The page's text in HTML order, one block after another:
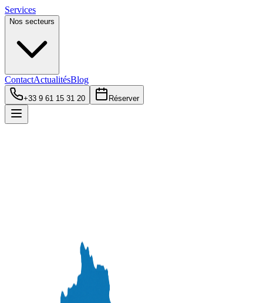
Services
Nos secteurs
ContactActualitésBlog
+33 9 61 15 31 20 Réserver